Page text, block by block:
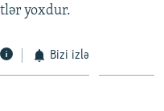
yoxdur.
Bizi izlə